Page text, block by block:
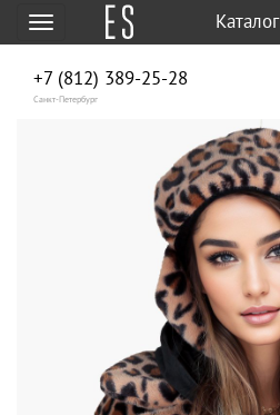
Меню Каталог
+7 (812) 389-25-28
Санкт-Петербург